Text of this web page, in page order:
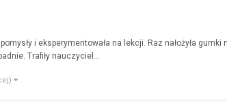
i eksperymentowała na lekcji. Raz nałożyła
Trafiły nauczyciel...